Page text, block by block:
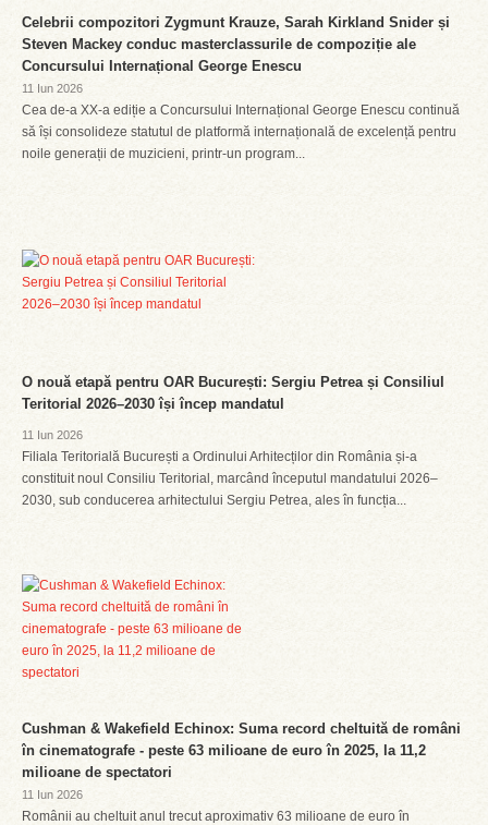
Celebrii compozitori Zygmunt Krauze, Sarah Kirkland Snider și
Steven Mackey conduc masterclassurile de compoziție ale
Concursului Internațional George Enescu
11 Iun 2026
Cea de-a XX-a ediție a Concursului Internațional George Enescu continuă
să își consolideze statutul de platformă internațională de excelență pentru
noile generații de muzicieni, printr-un program...
O nouă etapă pentru OAR București: Sergiu Petrea și Consiliul
Teritorial 2026–2030 își încep mandatul
11 Iun 2026
Filiala Teritorială București a Ordinului Arhitecților din România și-a
constituit noul Consiliu Teritorial, marcând începutul mandatului 2026–
2030, sub conducerea arhitectului Sergiu Petrea, ales în funcția...
Cushman & Wakefield Echinox: Suma record cheltuită de români
în cinematografe - peste 63 milioane de euro în 2025, la 11,2
milioane de spectatori
11 Iun 2026
Românii au cheltuit anul trecut aproximativ 63 milioane de euro în